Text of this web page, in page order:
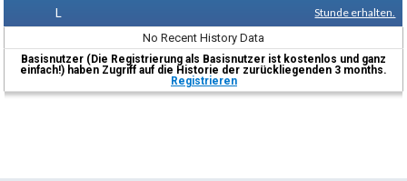
L
Stunde erhalten.
No Recent History Data
Basisnutzer (Die Registrierung als Basisnutzer ist kostenlos und ganz
einfach!) haben Zugriff auf die Historie der zurückliegenden 3 months.
Registrieren